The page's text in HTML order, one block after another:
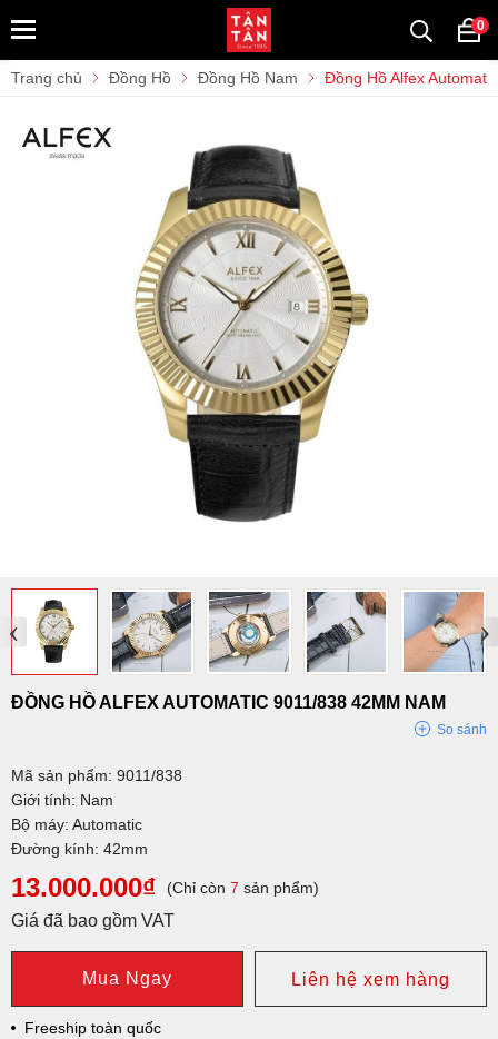
0
Trang chủ Đồng Hồ Đồng Hồ Nam Đồng Hồ Alfex
‹ ›
ĐỒNG HỒ ALFEX AUTOMATIC 9011/838 42MM NAM
So sánh
Mã sản phẩm: 9011/838
Giới tính: Nam
Bộ máy: Automatic
Đường kính: 42mm
13.000.000₫ (Chỉ còn 7 sản phẩm)
Giá đã bao gồm VAT
Mua Ngay Liên hệ xem hàng
Freeship toàn quốc